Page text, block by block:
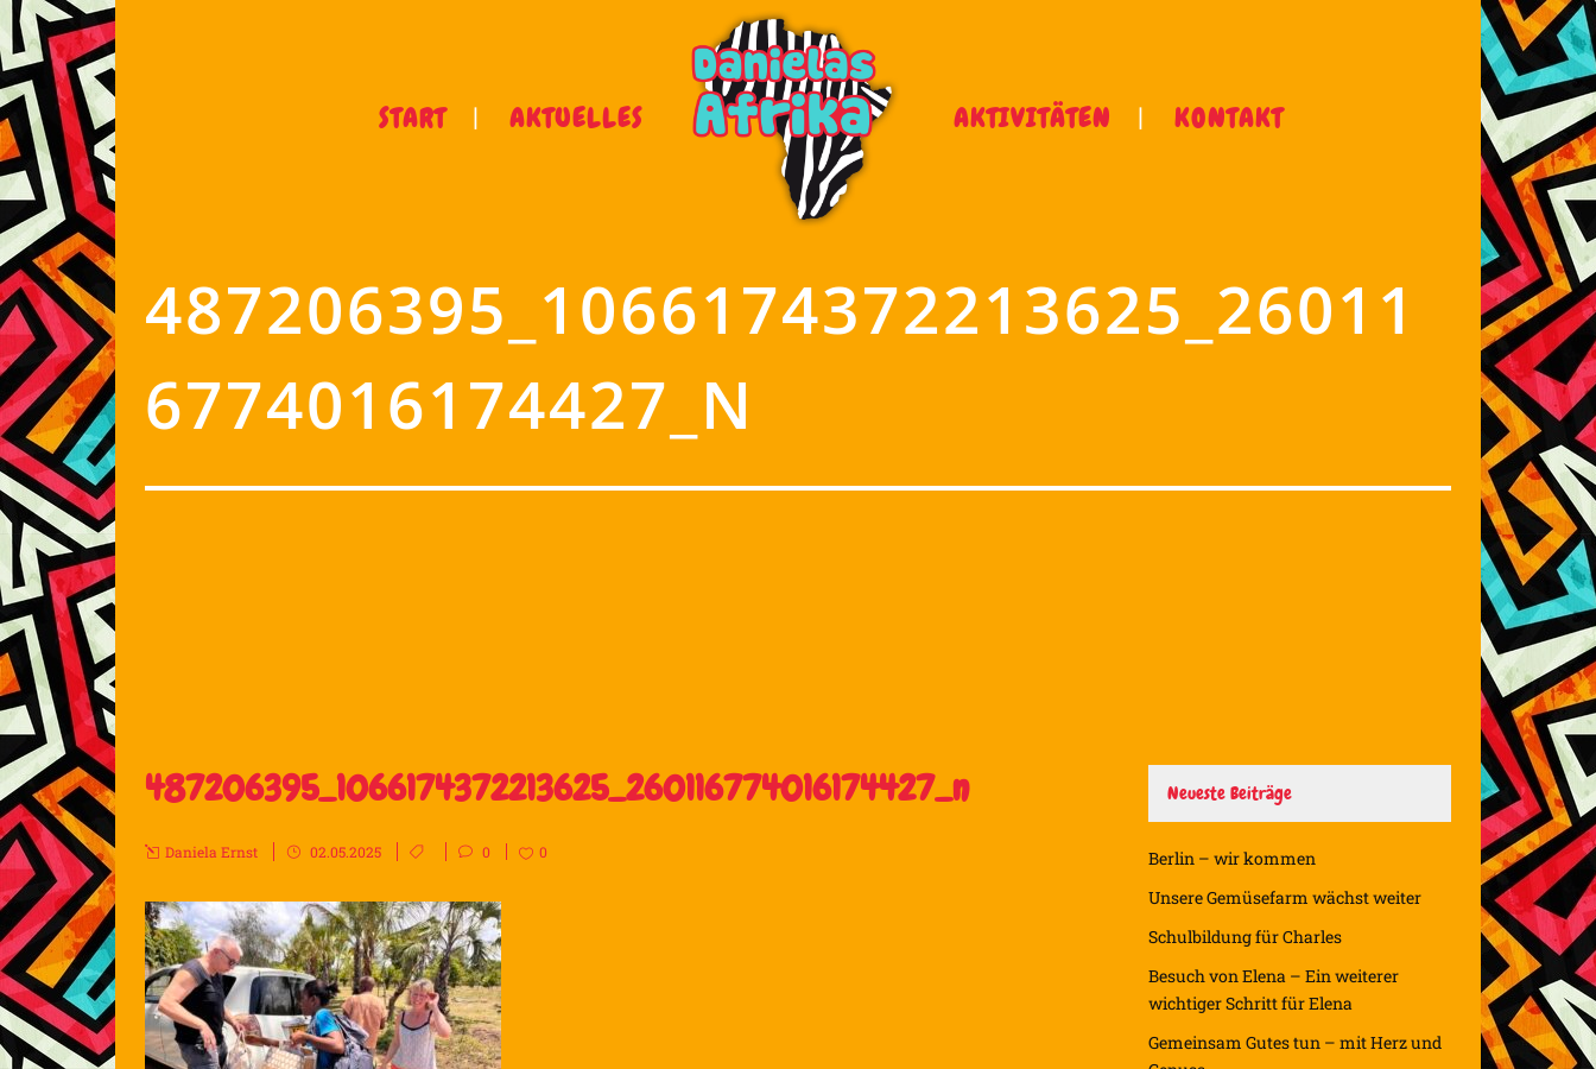
START AKTUELLES AKTIVITÄTEN KONTAKT
487206395_1066174372213625_26011
6774016174427_N
487206395_1066174372213625_260116774016174427_n
Daniela Ernst 02.05.2025 0 0
Neueste Beiträge
Berlin – wir kommen
Unsere Gemüsefarm wächst weiter
Schulbildung für Charles
Besuch von Elena – Ein weiterer
wichtiger Schritt für Elena
Gemeinsam Gutes tun – mit Herz und